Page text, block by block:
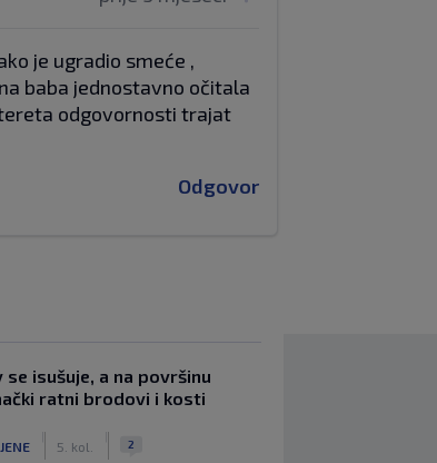
je ugradio smeće ,
baba jednostavno očitala
odgovornosti trajat
Odgovor
se isušuje, a na površinu
ratni brodovi i kosti
5. kol. 2